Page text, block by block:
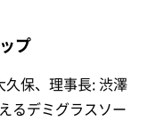
プ
久保、理事長: 渋澤
るデミグラスソー